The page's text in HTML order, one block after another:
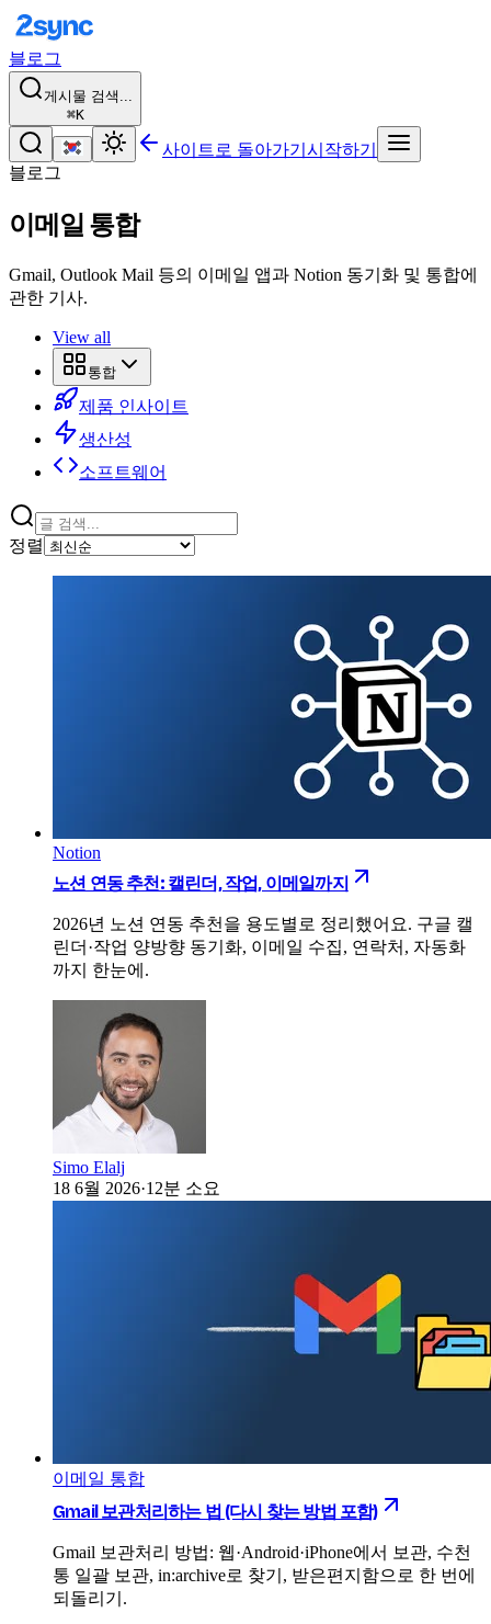
블로그
게시물 검색...
⌘K
사이트로 돌아가기 시작하기
블로그
이메일 통합
Gmail, Outlook Mail 등의 이메일 앱과 Notion 동기화 및 통합에
관한 기사.
View all
통합
제품 인사이트
생산성
소프트웨어
정렬
Notion
노션 연동 추천: 캘린더, 작업, 이메일까지
2026년 노션 연동 추천을 용도별로 정리했어요. 구글 캘
린더·작업 양방향 동기화, 이메일 수집, 연락처, 자동화
까지 한눈에.
Simo Elalj
18 6월 2026·12분 소요
이메일 통합
Gmail 보관처리하는 법 (다시 찾는 방법 포함)
Gmail 보관처리 방법: 웹·Android·iPhone에서 보관, 수천
통 일괄 보관, in:archive로 찾기, 받은편지함으로 한 번에
되돌리기.